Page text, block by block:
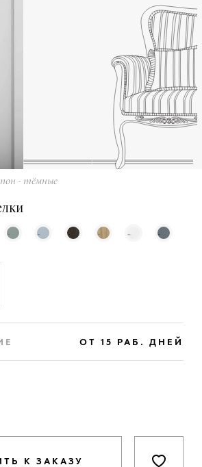
ОТ 15 РАБ. ДНЕЙ
К ЗАКАЗУ
- тёмные